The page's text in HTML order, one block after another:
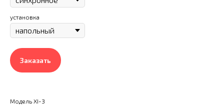
установка
Заказать
Модель XI-3